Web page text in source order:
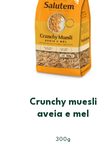
Crunchy muesli
aveia e mel
300g